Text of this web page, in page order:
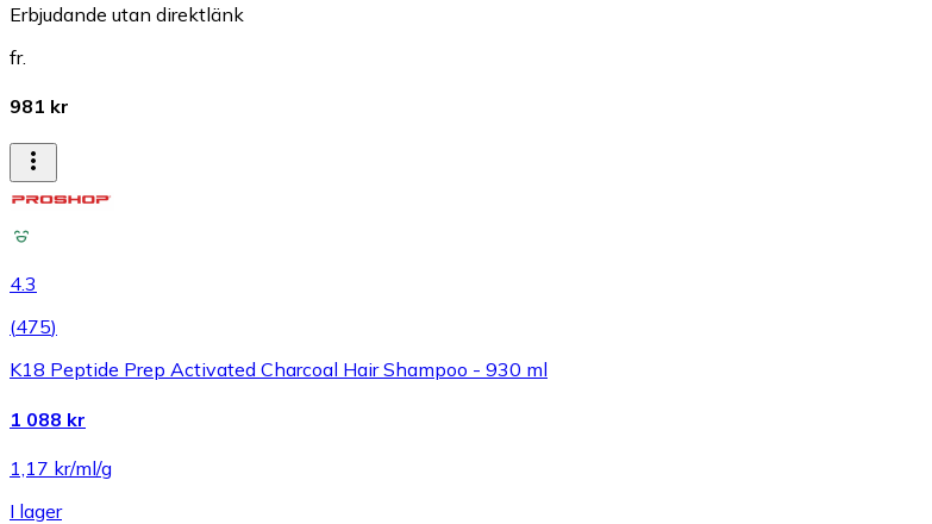
Erbjudande utan direktlänk
fr.
981 kr
4.3
(475)
K18 Peptide Prep Activated Charcoal Hair Shampoo - 930 ml
1 088 kr
1,17 kr/ml/g
I lager